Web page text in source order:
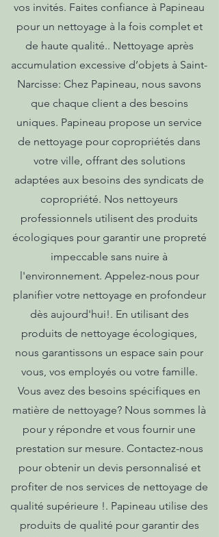
vos invités. Faites confiance à Papineau
pour un nettoyage à la fois complet et
de haute qualité.. Nettoyage après
accumulation excessive d’objets à Saint-
Narcisse: Chez Papineau, nous savons
que chaque client a des besoins
uniques. Papineau propose un service
de nettoyage pour copropriétés dans
votre ville, offrant des solutions
adaptées aux besoins des syndicats de
copropriété. Nos nettoyeurs
professionnels utilisent des produits
écologiques pour garantir une propreté
impeccable sans nuire à
l'environnement. Appelez-nous pour
planifier votre nettoyage en profondeur
dès aujourd'hui!. En utilisant des
produits de nettoyage écologiques,
nous garantissons un espace sain pour
vous, vos employés ou votre famille.
Vous avez des besoins spécifiques en
matière de nettoyage? Nous sommes là
pour y répondre et vous fournir une
prestation sur mesure. Contactez-nous
pour obtenir un devis personnalisé et
profiter de nos services de nettoyage de
qualité supérieure !. Papineau utilise des
produits de qualité pour garantir des